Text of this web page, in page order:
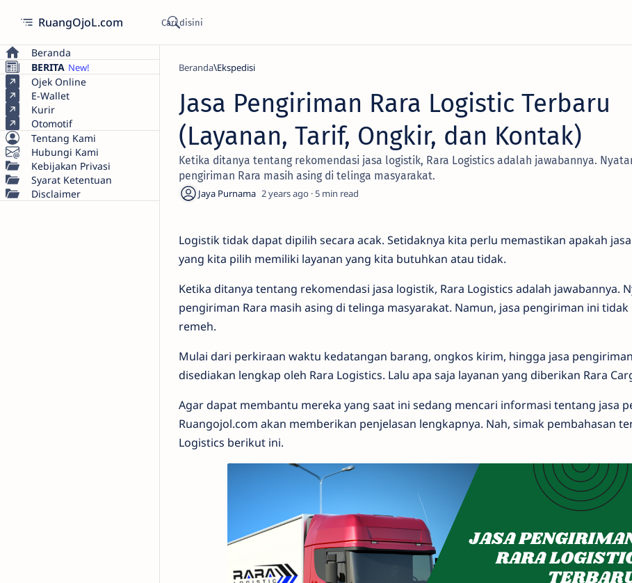
RuangOjoL.com
Beranda
BERITA
Ojek Online
E-Wallet
Kurir
Otomotif
Tentang Kami
Hubungi Kami
Kebijakan Privasi
Syarat Ketentuan
Disclaimer
Beranda Ekspedisi
Jasa Pengiriman Rara Logistic Terbaru
(Layanan, Tarif, Ongkir, dan Kontak)
Ketika ditanya tentang rekomendasi jasa logistik, Rara Logistics adalah jawabannya.
pengiriman Rara masih asing di telinga masyarakat.
2 years ago 5
Logistik tidak dapat dipilih secara acak. Setidaknya kita perlu memastikan apakah
yang kita pilih memiliki layanan yang kita butuhkan atau tidak.
Ketika ditanya tentang rekomendasi jasa logistik, Rara Logistics adalah jawabannya.
pengiriman Rara masih asing di telinga masyarakat. Namun, jasa pengiriman ini
remeh.
Mulai dari perkiraan waktu kedatangan barang, ongkos kirim, hingga jasa
disediakan lengkap oleh Rara Logistics. Lalu apa saja layanan yang diberikan Rara
Agar dapat membantu mereka yang saat ini sedang mencari informasi tentang jasa
Ruangojol.com akan memberikan penjelasan lengkapnya. Nah, simak pembahasan
Logistics berikut ini.